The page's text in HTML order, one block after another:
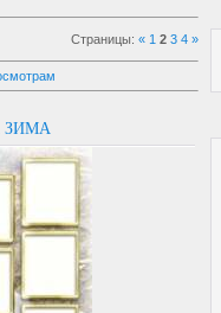
Страницы: « 1 2 3 4 »
ЗИМА